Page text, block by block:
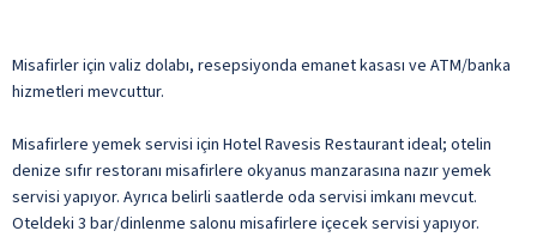
Misafirler için valiz dolabı, resepsiyonda emanet kasası ve ATM/banka
hizmetleri mevcuttur.
Misafirlere yemek servisi için Hotel Ravesis Restaurant ideal; otelin
denize sıfır restoranı misafirlere okyanus manzarasına nazır yemek
servisi yapıyor. Ayrıca belirli saatlerde oda servisi imkanı mevcut.
Oteldeki 3 bar/dinlenme salonu misafirlere içecek servisi yapıyor.